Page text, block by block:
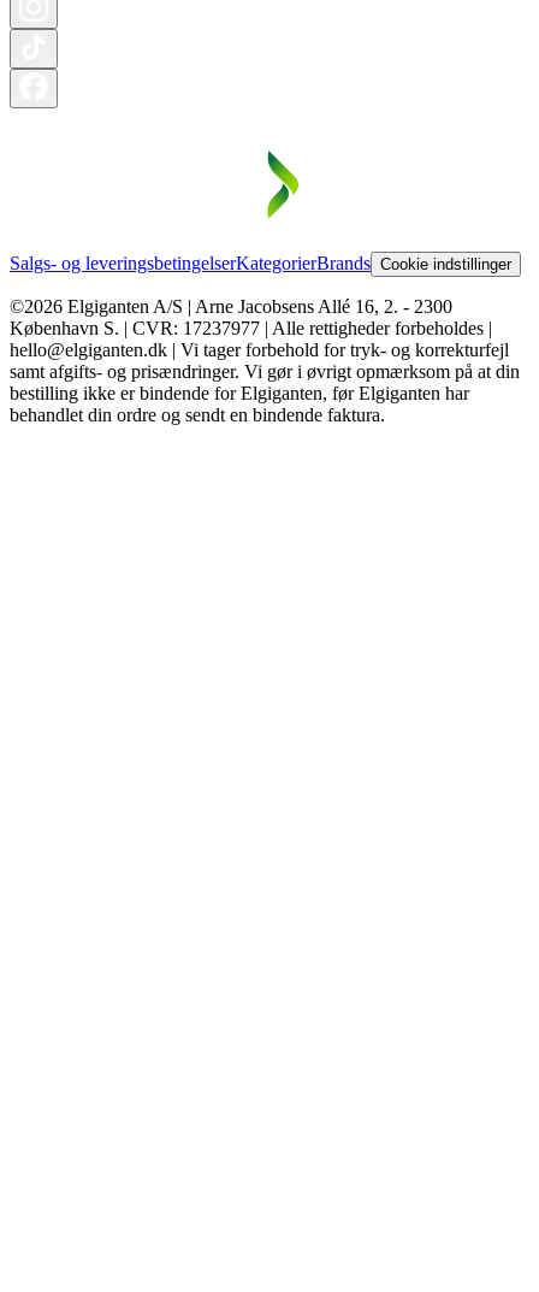
Salgs- og leveringsbetingelserKategorierBrands Cookie indstillinger
©2026 Elgiganten A/S | Arne Jacobsens Allé 16, 2. - 2300
København S. | CVR: 17237977 | Alle rettigheder forbeholdes |
hello@elgiganten.dk | Vi tager forbehold for tryk- og korrekturfejl
samt afgifts- og prisændringer. Vi gør i øvrigt opmærksom på at din
bestilling ikke er bindende for Elgiganten, før Elgiganten har
behandlet din ordre og sendt en bindende faktura.